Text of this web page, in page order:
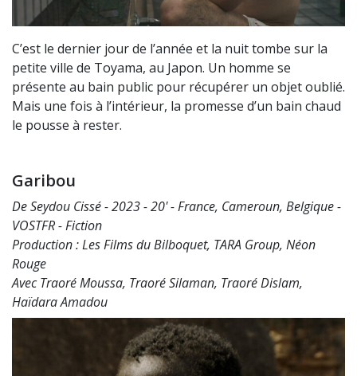
C’est le dernier jour de l’année et la nuit tombe sur la
petite ville de Toyama, au Japon. Un homme se
présente au bain public pour récupérer un objet oublié.
Mais une fois à l’intérieur, la promesse d’un bain chaud
le pousse à rester.
Garibou
De Seydou Cissé - 2023 - 20' - France, Cameroun, Belgique -
VOSTFR - Fiction
Production : Les Films du Bilboquet, TARA Group, Néon
Rouge
Avec Traoré Moussa, Traoré Silaman, Traoré Dislam,
Haïdara Amadou